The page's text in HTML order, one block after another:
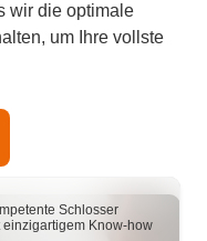
Schlosser
einzigartigem Know-how
wir die optimale
um Ihre vollste